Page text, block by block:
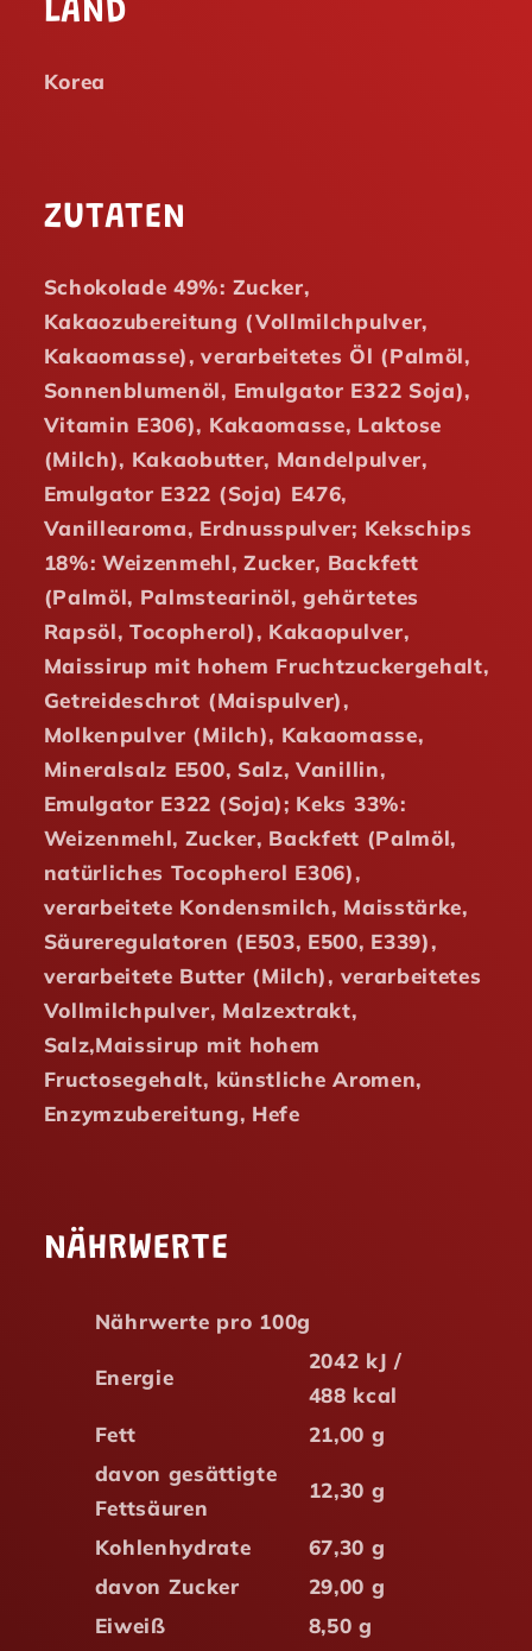
LAND
Korea
ZUTATEN
Schokolade 49%: Zucker,
Kakaozubereitung (Vollmilchpulver,
Kakaomasse), verarbeitetes Öl (Palmöl,
Sonnenblumenöl, Emulgator E322 Soja),
Vitamin E306), Kakaomasse, Laktose
(Milch), Kakaobutter, Mandelpulver,
Emulgator E322 (Soja) E476,
Vanillearoma, Erdnusspulver; Kekschips
18%: Weizenmehl, Zucker, Backfett
(Palmöl, Palmstearinöl, gehärtetes
Rapsöl, Tocopherol), Kakaopulver,
Maissirup mit hohem Fruchtzuckergehalt,
Getreideschrot (Maispulver),
Molkenpulver (Milch), Kakaomasse,
Mineralsalz E500, Salz, Vanillin,
Emulgator E322 (Soja); Keks 33%:
Weizenmehl, Zucker, Backfett (Palmöl,
natürliches Tocopherol E306),
verarbeitete Kondensmilch, Maisstärke,
Säureregulatoren (E503, E500, E339),
verarbeitete Butter (Milch), verarbeitetes
Vollmilchpulver, Malzextrakt,
Salz,Maissirup mit hohem
Fructosegehalt, künstliche Aromen,
Enzymzubereitung, Hefe
NÄHRWERTE
Nährwerte pro 100g
Energie
2042 kJ /
488 kcal
Fett
21,00 g
davon gesättigte
Fettsäuren
12,30 g
Kohlenhydrate
67,30 g
davon Zucker
29,00 g
Eiweiß
8,50 g